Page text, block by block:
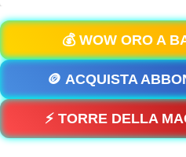
💰 WOW ORO A
🪙 ACQUISTA
⚡ TORRE DELLA